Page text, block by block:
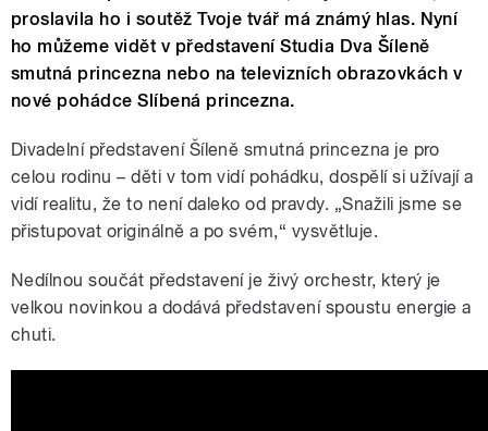
proslavila ho i soutěž Tvoje tvář má známý hlas. Nyní
ho můžeme vidět v představení Studia Dva Šíleně
smutná princezna nebo na televizních obrazovkách v
nové pohádce Slíbená princezna.
Divadelní představení Šíleně smutná princezna je pro
celou rodinu – děti v tom vidí pohádku, dospělí si užívají a
vidí realitu, že to není daleko od pravdy. „Snažili jsme se
přistupovat originálně a po svém,“ vysvětluje.
Nedílnou součát představení je živý orchestr, který je
velkou novinkou a dodává představení spoustu energie a
chuti.